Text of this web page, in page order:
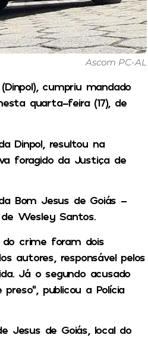
Ascom PC-AL
cumpriu mandado
quarta-feira (17), de
Dinpol, resultou na
foragido da Justiça de
Bom Jesus de Goiás –
Wesley Santos.
do crime foram dois
autores, responsável pelos
Já o segundo acusado
publicou a Polícia
Jesus de Goiás, local do